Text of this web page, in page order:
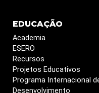
EDUCAÇÃO
Academia
ESERO
Recursos
Projetos Educativos
Programa Internacional
Desenvolvimento